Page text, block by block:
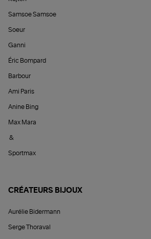
Samsoe Samsoe
Soeur
Ganni
Éric Bompard
Barbour
Ami Paris
Anine Bing
Max Mara
&
Sportmax
CRÉATEURS BIJOUX
Aurélie Bidermann
Serge Thoraval